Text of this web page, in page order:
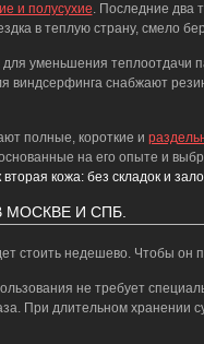
и полусухие. Последние два
в теплую страну, смело
уменьшения теплоотдачи
виндсерфинга снабжают
полные, короткие и
на его опыте и
кожа: без складок и
И СПБ.
стоить недешево. Чтобы он
не требует
При длительном хранении